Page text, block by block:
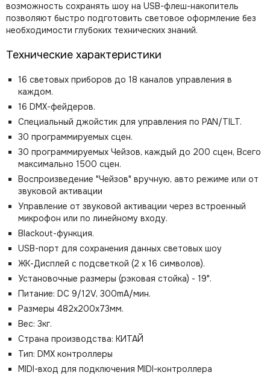
возможность сохранять шоу на USB-флеш-накопитель
позволяют быстро подготовить световое оформление без
необходимости глубоких технических знаний.
Технические характеристики
16 световых приборов до 18 каналов управления в
каждом.
16 DMX-фейдеров.
Специальный джойстик для управления по PAN/TILT.
30 программируемых сцен.
30 программируемых Чейзов, каждый до 200 сцен, Всего
максимально 1500 сцен.
Воспроизведение "Чейзов" вручную, авто режиме или от
звуковой активации
Управление от звуковой активации через встроенный
микрофон или по линейному входу.
Blackout-функция.
USB-порт для сохранения данных световых шоу
ЖК-Дисплей с подсветкой (2 x 16 символов).
Установочные размеры (рэковая стойка) - 19".
Питание: DC 9/12V, 300mA/мин.
Размеры 482x200x73мм.
Вес: 3кг.
Страна производства: КИТАЙ
Тип: DMX контроллеры
MIDI-вход для подключения MIDI-контроллера